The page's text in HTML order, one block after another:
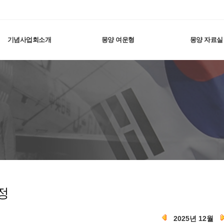
기념사업회소개 몽양 여운형 몽양 자료실
2025년 12월